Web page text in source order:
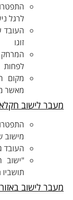
לרגל
העובד
לפחות
מקום
מאשר
לישוב חקלאי
מישוב
העובד גר לפחות 6
"ישוב
תושביו
לישוב באזור